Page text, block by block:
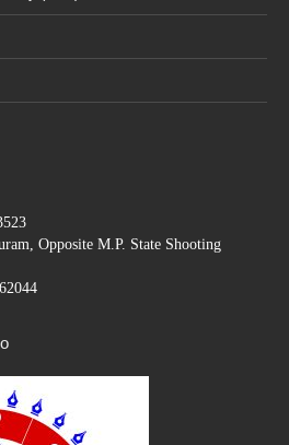
Opposite M.P. State Shooting